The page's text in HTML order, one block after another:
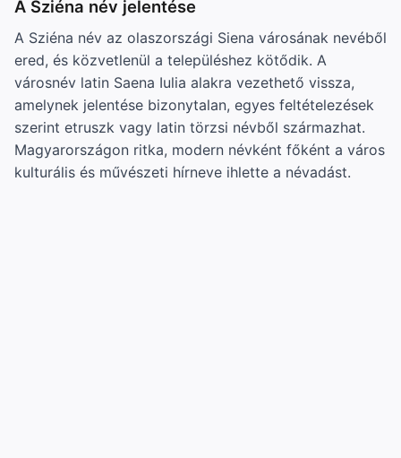
A Sziéna név jelentése
A Sziéna név az olaszországi Siena városának nevéből
ered, és közvetlenül a településhez kötődik. A
városnév latin Saena Iulia alakra vezethető vissza,
amelynek jelentése bizonytalan, egyes feltételezések
szerint etruszk vagy latin törzsi névből származhat.
Magyarországon ritka, modern névként főként a város
kulturális és művészeti hírneve ihlette a névadást.